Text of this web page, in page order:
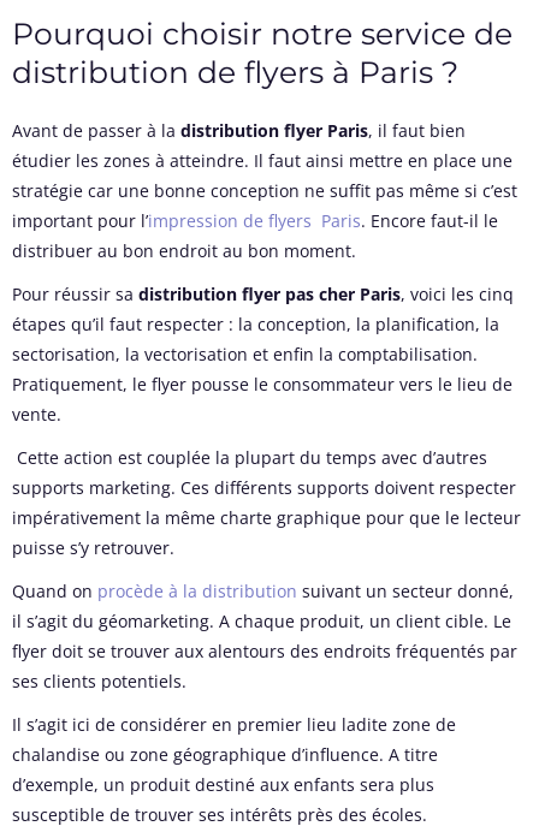
Pourquoi choisir notre service de
distribution de flyers à Paris ?
Avant de passer à la distribution flyer Paris, il faut bien
étudier les zones à atteindre. Il faut ainsi mettre en place une
stratégie car une bonne conception ne suffit pas même si c’est
important pour l’impression de flyers Paris. Encore faut-il le
distribuer au bon endroit au bon moment.
Pour réussir sa distribution flyer pas cher Paris, voici les cinq
étapes qu’il faut respecter : la conception, la planification, la
sectorisation, la vectorisation et enfin la comptabilisation.
Pratiquement, le flyer pousse le consommateur vers le lieu de
vente.
Cette action est couplée la plupart du temps avec d’autres
supports marketing. Ces différents supports doivent respecter
impérativement la même charte graphique pour que le lecteur
puisse s’y retrouver.
Quand on procède à la distribution suivant un secteur donné,
il s’agit du géomarketing. A chaque produit, un client cible. Le
flyer doit se trouver aux alentours des endroits fréquentés par
ses clients potentiels.
Il s’agit ici de considérer en premier lieu ladite zone de
chalandise ou zone géographique d’influence. A titre
d’exemple, un produit destiné aux enfants sera plus
susceptible de trouver ses intérêts près des écoles.